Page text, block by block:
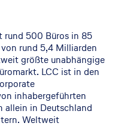
rund 500 Büros in 85
rund 5,4 Milliarden
größte unabhängige
LCC ist in den
inhabergeführten
allein in Deutschland
Weltweit